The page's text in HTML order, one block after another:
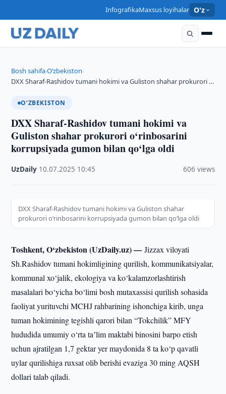
InfografikaMaxsus loyihalar O'z
Bosh sahifa›O‘zbekiston›
DXX Sharaf-Rashidov tumani hokimi va Guliston shahar prokurori …
O‘ZBEKISTON
DXX Sharaf-Rashidov tumani hokimi va
Guliston shahar prokurori o‘rinbosarini
korrupsiyada gumon bilan qo‘lga oldi
UzDaily 10.07.2025 10:45 606 views
DXX Sharaf-Rashidov tumani hokimi va Guliston shahar
prokurori o‘rinbosarini korrupsiyada gumon bilan qo‘lga oldi
Toshkent, O‘zbekiston (UzDaily.uz) —Jizzax viloyati
Sh.Rashidov tumani hokimligining qurilish, kommunikatsiyalar,
kommunal xo‘jalik, ekologiya va ko‘kalamzorlashtirish
masalalari bo‘yicha bo‘limi bosh mutaxassisi qurilish sohasida
faoliyat yurituvchi MCHJ rahbarining ishonchiga kirib, unga
tuman hokimining tegishli qarori bilan “Tokchilik” MFY
hududida umumiy o‘rta taʼlim maktabi binosini barpo etish
uchun ajratilgan 1,7 gektar yer maydonida 8 ta ko‘p qavatli
uylar qurilishiga ruxsat olib berishi evaziga 30 ming AQSH
dollari talab qiladi.